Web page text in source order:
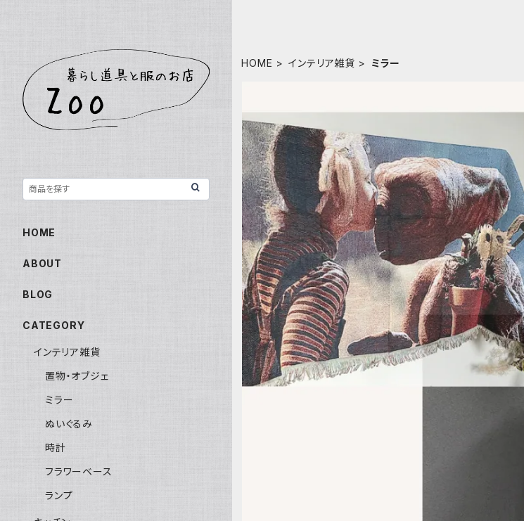
HOME インテリア雑貨 ミラー
HOME
ABOUT
BLOG
CATEGORY
インテリア雑貨
置物・オブジェ
ミラー
ぬいぐるみ
時計
フラワーベース
ランプ